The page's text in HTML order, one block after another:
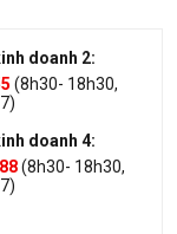
doanh 2:
(8h30- 18h30,
doanh 4:
(8h30- 18h30,